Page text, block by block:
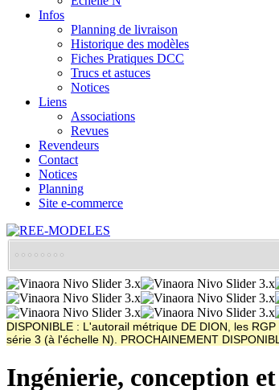
Infos
Planning de livraison
Historique des modèles
Fiches Pratiques DCC
Trucs et astuces
Notices
Liens
Associations
Revues
Revendeurs
Contact
Notices
Planning
Site e-commerce
DISPONIBLE : L'autorail métrique DE DION, les
série 3 (à l'échelle N). PROCHAINEMENT
Ingénierie, conception